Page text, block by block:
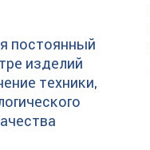
постоянный
изделий
техники,